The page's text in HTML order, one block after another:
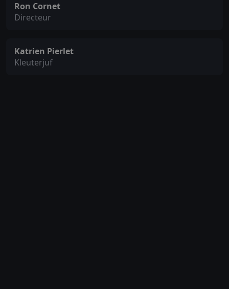
Ron Cornet
Directeur
Katrien Pierlet
Kleuterjuf